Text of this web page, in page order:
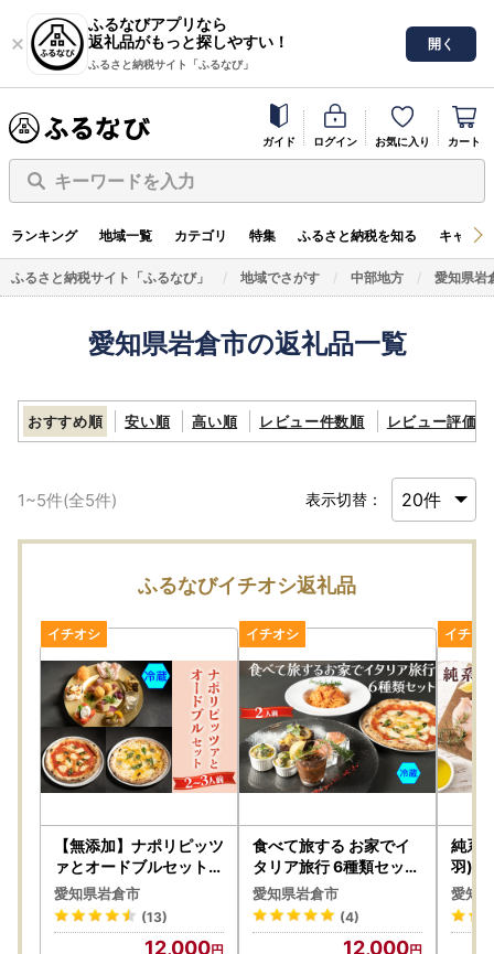
ふるなびアプリなら
返礼品がもっと探しやすい！
ふるさと納税サイト「ふるなび」
開く
ガイド ログイン お気に入り カート
キーワードを入力
ランキング 地域一覧 カテゴリ 特集 ふるさと納税を知る キャン
ふるさと納税サイト「ふるなび」 地域でさがす 中部地方 愛知県岩
愛知県岩倉市の返礼品一覧
おすすめ順 安い順 高い順 レビュー件数順 レビュー評価順
1~5件(全5件) 表示切替：
ふるなびイチオシ返礼品
【無添加】ナポリピッツ
ァとオードブルセット(
2～3人前)冷蔵【0555
】
愛知県岩倉市
(13)
12,000
食べて旅する お家でイ
タリア旅行 6種類セット
(冷蔵) 牛スジ赤ワイン
煮込み 生ハムと水牛モ
ッツァレラ イタリアの
グラタン 手打ちパスタ
愛知県岩倉市
(4)
12,000
純系
羽)【
愛知